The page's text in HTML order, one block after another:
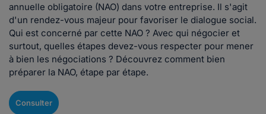
annuelle obligatoire (NAO) dans votre entreprise. Il s'agit
d'un rendez-vous majeur pour favoriser le dialogue social.
Qui est concerné par cette NAO ? Avec qui négocier et
surtout, quelles étapes devez-vous respecter pour mener
à bien les négociations ? Découvrez comment bien
préparer la NAO, étape par étape.
Consulter